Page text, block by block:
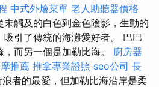
中式外燴菜單 老人助聽器價格
觸及的白色到金色陰影，生動的
引了傳統的海灘愛好者。 巴巴
而另一個是加勒比海。 廚房器
推薦 推拿專業證照 seo公司 長
者的最愛，但加勒比海沿岸是柔